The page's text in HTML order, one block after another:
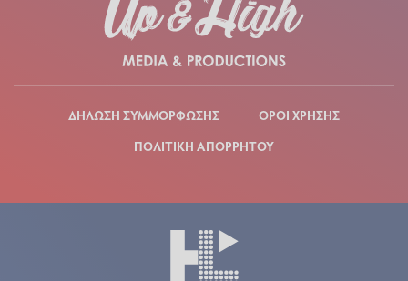
ΔΗΛΩΣΗ ΣΥΜΜΟΡΦΩΣΗΣ
ΟΡΟΙ ΧΡΗΣΗΣ
ΠΟΛΙΤΙΚΗ ΑΠΟΡΡΗΤΟΥ